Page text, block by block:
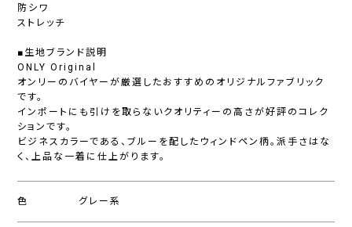
防シワ
ストレッチ
■生地ブランド説明
ONLY Original
オンリーのバイヤーが厳選したおすすめのオリジナルファブリック
です。
インポートにも引けを取らないクオリティーの高さが好評のコレク
ションです。
ビジネスカラーである、ブルーを配したウィンドペン柄。派手さはな
く、上品な一着に仕上がります。
色 グレー系